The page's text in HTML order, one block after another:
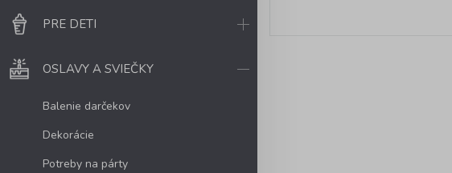
PRE DETI
OSLAVY A SVIEČKY
Balenie darčekov
Dekorácie
Potreby na párty